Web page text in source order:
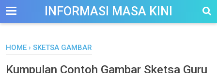
--> INFORMASI MASA KINI
HOME › SKETSA GAMBAR
Kumpulan Contoh Gambar Sketsa Guru